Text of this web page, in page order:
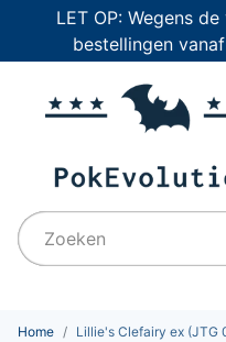
LET OP: Wegens
bestellingen
Home Lillie's Clefairy ex (JTG